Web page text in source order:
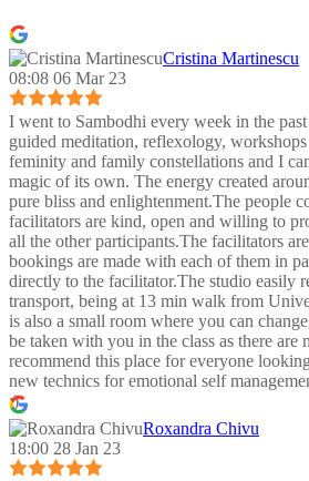
Cristina Martinescu
08:08 06 Mar 23
I went to Sambodhi every week in the
guided meditation, reflexology,
feminity and family constellations and I
magic of its own. The energy created
pure bliss and enlightenment.The people
facilitators are kind, open and willing to
all the other participants.The facilitators
bookings are made with each of them in
directly to the facilitator.The studio easily
transport, being at 13 min walk from
is also a small room where you can
be taken with you in the class as there are
recommend this place for everyone
new technics for emotional self
:)
Roxandra Chivu
18:00 28 Jan 23